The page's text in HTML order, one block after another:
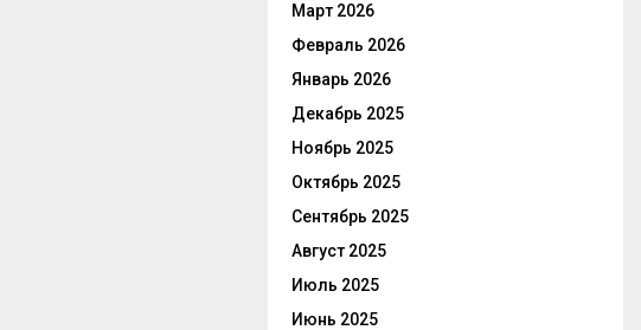
Март 2026
Февраль 2026
Январь 2026
Декабрь 2025
Ноябрь 2025
Октябрь 2025
Сентябрь 2025
Август 2025
Июль 2025
Июнь 2025